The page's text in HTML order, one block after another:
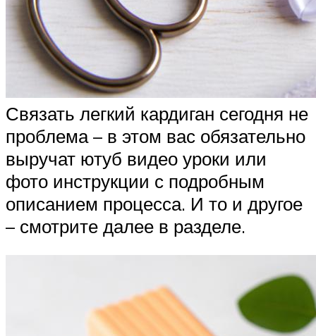
Связать легкий кардиган сегодня не
проблема – в этом вас обязательно
выручат ютуб видео уроки или
фото инструкции с подробным
описанием процесса. И то и другое
– смотрите далее в разделе.